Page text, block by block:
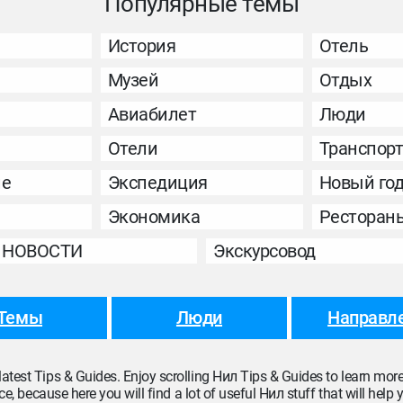
История Отель
Музей Отдых
Авиабилет Люди
Отели Транспорт
Экспедиция Новый
Экономика
НОВОСТИ Экскурсовод
Люди
Tips & Guides. Enjoy scrolling Нил Tips & Guides to learn
because here you will find a lot of useful Нил stuff that will